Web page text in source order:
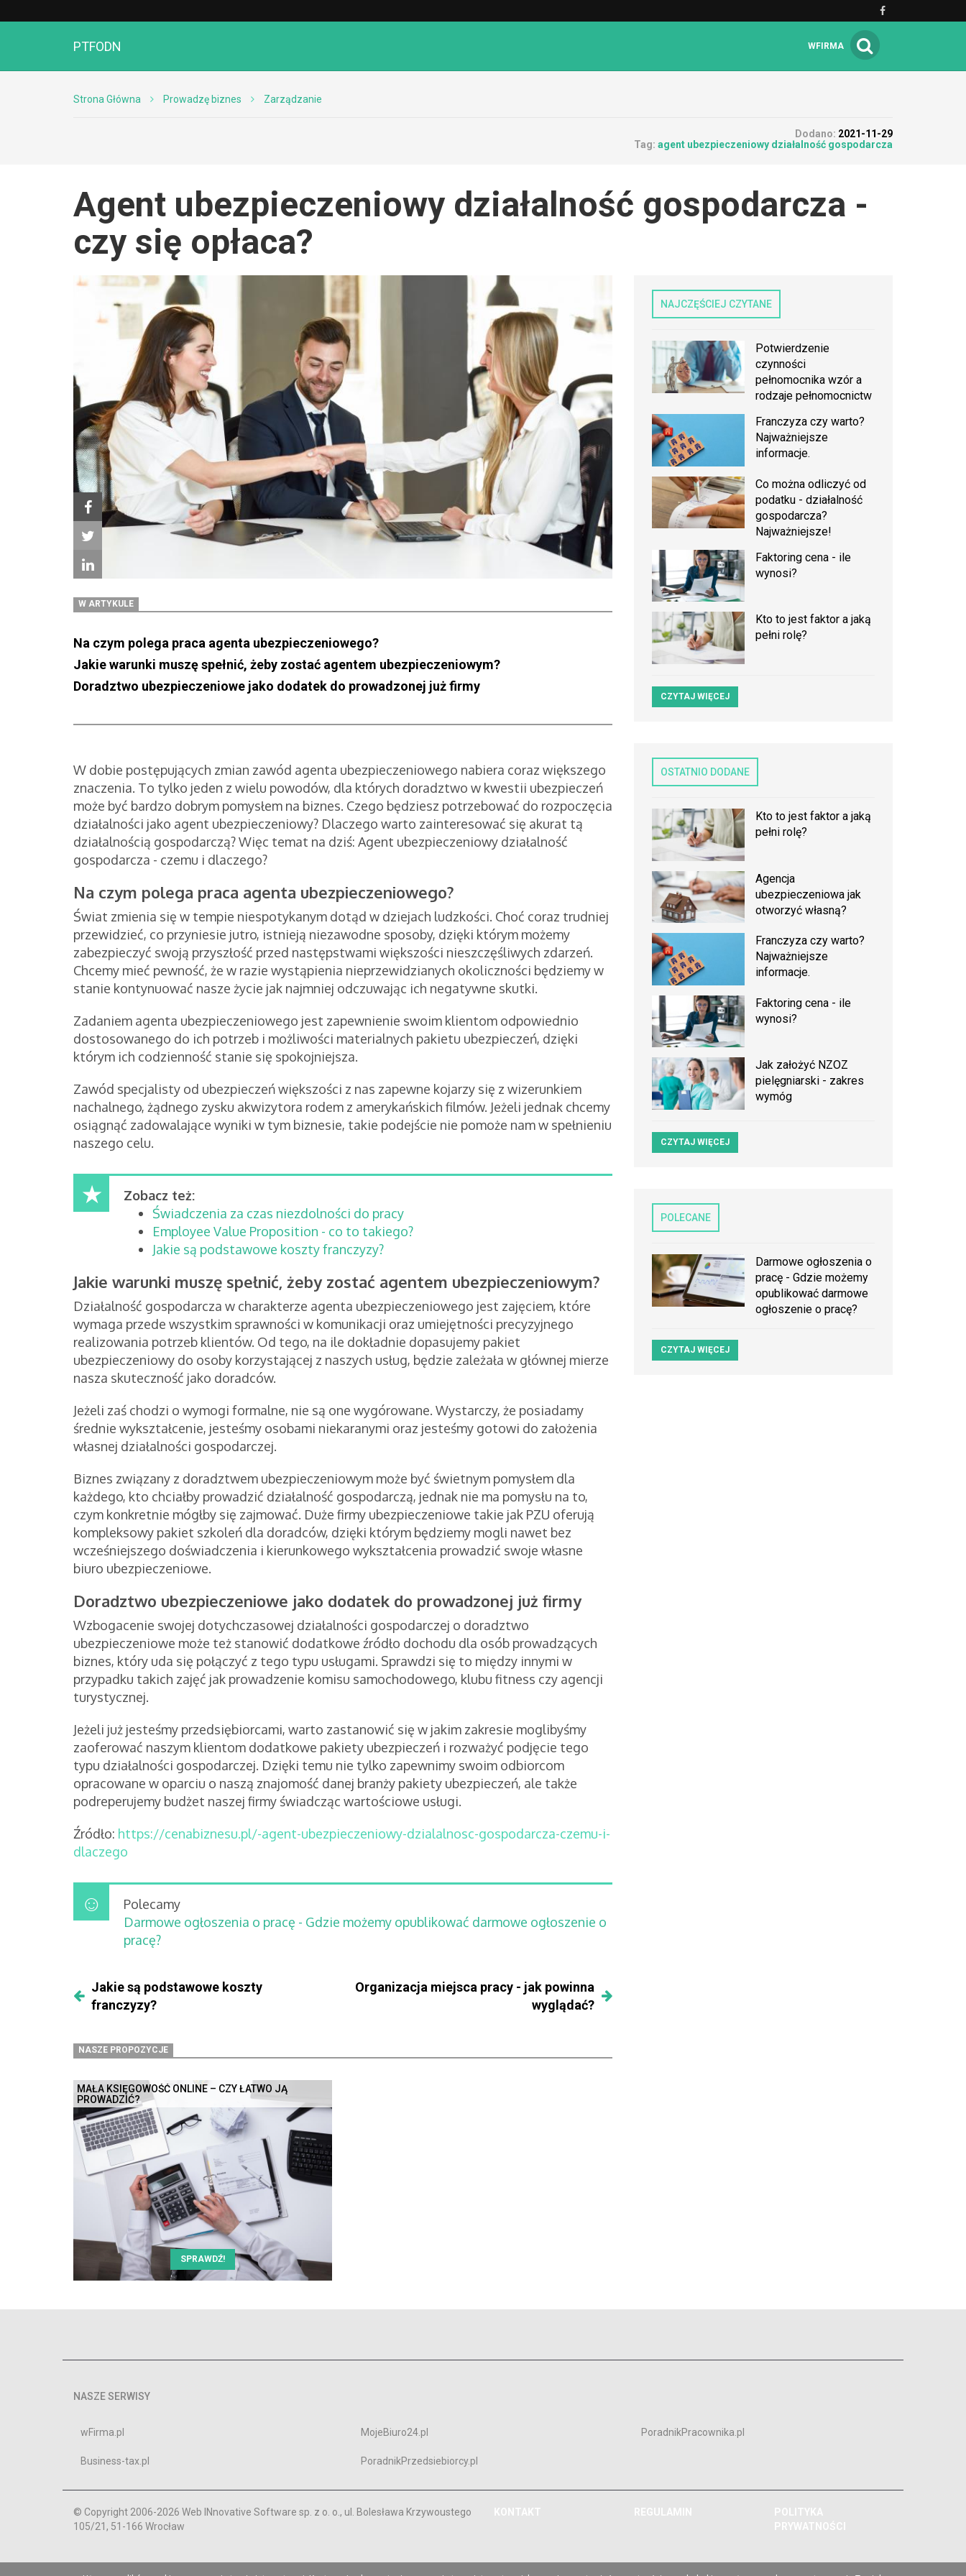
PTFODN WFIRMA
Strona Główna Prowadzę biznes Zarządzanie
Dodano: 2021-11-29
Tag: agent ubezpieczeniowy działalność gospodarcza
Agent ubezpieczeniowy działalność gospodarcza -
czy się opłaca?
W ARTYKULE
Na czym polega praca agenta ubezpieczeniowego?
Jakie warunki muszę spełnić, żeby zostać agentem ubezpieczeniowym?
Doradztwo ubezpieczeniowe jako dodatek do prowadzonej już firmy
W dobie postępujących zmian zawód agenta ubezpieczeniowego nabiera coraz większego
znaczenia. To tylko jeden z wielu powodów, dla których doradztwo w kwestii ubezpieczeń
może być bardzo dobrym pomysłem na biznes. Czego będziesz potrzebować do rozpoczęcia
działalności jako agent ubezpieczeniowy? Dlaczego warto zainteresować się akurat tą
działalnością gospodarczą? Więc temat na dziś: Agent ubezpieczeniowy działalność
gospodarcza - czemu i dlaczego?
Na czym polega praca agenta ubezpieczeniowego?
Świat zmienia się w tempie niespotykanym dotąd w dziejach ludzkości. Choć coraz trudniej
przewidzieć, co przyniesie jutro, istnieją niezawodne sposoby, dzięki którym możemy
zabezpieczyć swoją przyszłość przed następstwami większości nieszczęśliwych zdarzeń.
Chcemy mieć pewność, że w razie wystąpienia nieprzewidzianych okoliczności będziemy w
stanie kontynuować nasze życie jak najmniej odczuwając ich negatywne skutki.
Zadaniem agenta ubezpieczeniowego jest zapewnienie swoim klientom odpowiednio
dostosowanego do ich potrzeb i możliwości materialnych pakietu ubezpieczeń, dzięki
którym ich codzienność stanie się spokojniejsza.
Zawód specjalisty od ubezpieczeń większości z nas zapewne kojarzy się z wizerunkiem
nachalnego, żądnego zysku akwizytora rodem z amerykańskich filmów. Jeżeli jednak chcemy
osiągnąć zadowalające wyniki w tym biznesie, takie podejście nie pomoże nam w spełnieniu
naszego celu.
Zobacz też:
Świadczenia za czas niezdolności do pracy
Employee Value Proposition - co to takiego?
Jakie są podstawowe koszty franczyzy?
Jakie warunki muszę spełnić, żeby zostać agentem ubezpieczeniowym?
Działalność gospodarcza w charakterze agenta ubezpieczeniowego jest zajęciem, które
wymaga przede wszystkim sprawności w komunikacji oraz umiejętności precyzyjnego
realizowania potrzeb klientów. Od tego, na ile dokładnie dopasujemy pakiet
ubezpieczeniowy do osoby korzystającej z naszych usług, będzie zależała w głównej mierze
nasza skuteczność jako doradców.
Jeżeli zaś chodzi o wymogi formalne, nie są one wygórowane. Wystarczy, że posiadamy
średnie wykształcenie, jesteśmy osobami niekaranymi oraz jesteśmy gotowi do założenia
własnej działalności gospodarczej.
Biznes związany z doradztwem ubezpieczeniowym może być świetnym pomysłem dla
każdego, kto chciałby prowadzić działalność gospodarczą, jednak nie ma pomysłu na to,
czym konkretnie mógłby się zajmować. Duże firmy ubezpieczeniowe takie jak PZU oferują
kompleksowy pakiet szkoleń dla doradców, dzięki którym będziemy mogli nawet bez
wcześniejszego doświadczenia i kierunkowego wykształcenia prowadzić swoje własne
biuro ubezpieczeniowe.
Doradztwo ubezpieczeniowe jako dodatek do prowadzonej już firmy
Wzbogacenie swojej dotychczasowej działalności gospodarczej o doradztwo
ubezpieczeniowe może też stanowić dodatkowe źródło dochodu dla osób prowadzących
biznes, który uda się połączyć z tego typu usługami. Sprawdzi się to między innymi w
przypadku takich zajęć jak prowadzenie komisu samochodowego, klubu fitness czy agencji
turystycznej.
Jeżeli już jesteśmy przedsiębiorcami, warto zastanowić się w jakim zakresie moglibyśmy
zaoferować naszym klientom dodatkowe pakiety ubezpieczeń i rozważyć podjęcie tego
typu działalności gospodarczej. Dzięki temu nie tylko zapewnimy swoim odbiorcom
opracowane w oparciu o naszą znajomość danej branży pakiety ubezpieczeń, ale także
podreperujemy budżet naszej firmy świadcząc wartościowe usługi.
Źródło: https://cenabiznesu.pl/-agent-ubezpieczeniowy-dzialalnosc-gospodarcza-czemu-i-
dlaczego
Polecamy
Darmowe ogłoszenia o pracę - Gdzie możemy opublikować darmowe ogłoszenie o
pracę?
Jakie są podstawowe koszty
franczyzy?
Organizacja miejsca pracy - jak powinna
wyglądać?
NASZE PROPOZYCJE
MAŁA KSIĘGOWOŚĆ ONLINE – CZY ŁATWO JĄ
PROWADZIĆ?
SPRAWDŹ!
NAJCZĘŚCIEJ CZYTANE
Potwierdzenie
czynności
pełnomocnika wzór a
rodzaje pełnomocnictw
Franczyza czy warto?
Najważniejsze
informacje.
Co można odliczyć od
podatku - działalność
gospodarcza?
Najważniejsze!
Faktoring cena - ile
wynosi?
Kto to jest faktor a jaką
pełni rolę?
CZYTAJ WIĘCEJ
OSTATNIO DODANE
Kto to jest faktor a jaką
pełni rolę?
Agencja
ubezpieczeniowa jak
otworzyć własną?
Franczyza czy warto?
Najważniejsze
informacje.
Faktoring cena - ile
wynosi?
Jak założyć NZOZ
pielęgniarski - zakres
wymóg
CZYTAJ WIĘCEJ
POLECANE
Darmowe ogłoszenia o
pracę - Gdzie możemy
opublikować darmowe
ogłoszenie o pracę?
CZYTAJ WIĘCEJ
NASZE SERWISY
wFirma.pl
Business-tax.pl
MojeBiuro24.pl
PoradnikPrzedsiebiorcy.pl
PoradnikPracownika.pl
© Copyright 2006-2026 Web INnovative Software sp. z o. o., ul. Bolesława Krzywoustego
105/21, 51-166 Wrocław
KONTAKT REGULAMIN
POLITYKA
PRYWATNOŚCI